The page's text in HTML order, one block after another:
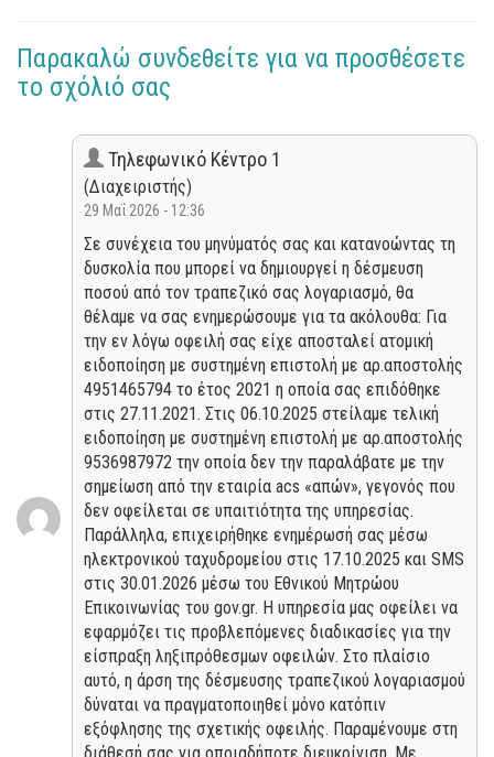
Παρακαλώ συνδεθείτε για να προσθέσετε
το σχόλιό σας
Τηλεφωνικό Κέντρο 1
(Διαχειριστής)
29 Μαΐ 2026 - 12:36
Σε συνέχεια του μηνύματός σας και κατανοώντας τη
δυσκολία που μπορεί να δημιουργεί η δέσμευση
ποσού από τον τραπεζικό σας λογαριασμό, θα
θέλαμε να σας ενημερώσουμε για τα ακόλουθα: Για
την εν λόγω οφειλή σας είχε αποσταλεί ατομική
ειδοποίηση με συστημένη επιστολή με αρ.αποστολής
4951465794 το έτος 2021 η οποία σας επιδόθηκε
στις 27.11.2021. Στις 06.10.2025 στείλαμε τελική
ειδοποίηση με συστημένη επιστολή με αρ.αποστολής
9536987972 την οποία δεν την παραλάβατε με την
σημείωση από την εταιρία acs «απών», γεγονός που
δεν οφείλεται σε υπαιτιότητα της υπηρεσίας.
Παράλληλα, επιχειρήθηκε ενημέρωσή σας μέσω
ηλεκτρονικού ταχυδρομείου στις 17.10.2025 και SMS
στις 30.01.2026 μέσω του Εθνικού Μητρώου
Επικοινωνίας του gov.gr. Η υπηρεσία μας οφείλει να
εφαρμόζει τις προβλεπόμενες διαδικασίες για την
είσπραξη ληξιπρόθεσμων οφειλών. Στο πλαίσιο
αυτό, η άρση της δέσμευσης τραπεζικού λογαριασμού
δύναται να πραγματοποιηθεί μόνο κατόπιν
εξόφλησης της σχετικής οφειλής. Παραμένουμε στη